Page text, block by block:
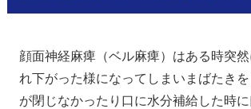
顔面神経麻痺（ベル麻痺）はある時突
れ下がった様になってしまいまばたき
が閉じなかったり口に水分補給した時